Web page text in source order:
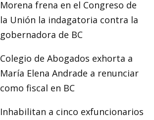
Morena frena en el Congreso de
la Unión la indagatoria contra la
gobernadora de BC
Colegio de Abogados exhorta a
María Elena Andrade a renunciar
como fiscal en BC
Inhabilitan a cinco exfuncionarios